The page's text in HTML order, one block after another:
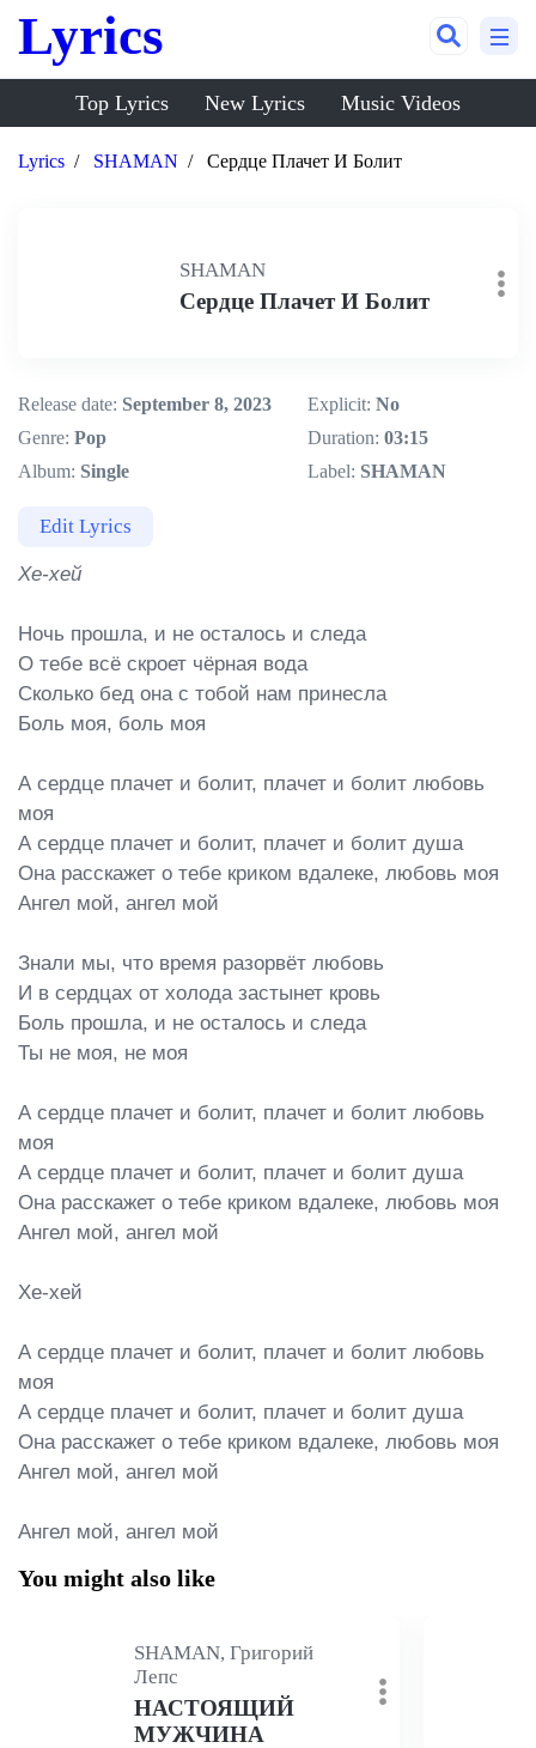
Lyrics
Top Lyrics New Lyrics Music Videos
Lyrics SHAMAN Сердце Плачет И Болит
SHAMAN
Сердце Плачет И Болит
Release date: September 8, 2023
Genre: Pop
Album: Single
Explicit: No
Duration: 03:15
Label: SHAMAN
Edit Lyrics
Хе-хей
Ночь прошла, и не осталось и следа
О тебе всё скроет чёрная вода
Сколько бед она с тобой нам принесла
Боль моя, боль моя
А сердце плачет и болит, плачет и болит любовь
моя
А сердце плачет и болит, плачет и болит душа
Она расскажет о тебе криком вдалеке, любовь моя
Ангел мой, ангел мой
Знали мы, что время разорвёт любовь
И в сердцах от холода застынет кровь
Боль прошла, и не осталось и следа
Ты не моя, не моя
А сердце плачет и болит, плачет и болит любовь
моя
А сердце плачет и болит, плачет и болит душа
Она расскажет о тебе криком вдалеке, любовь моя
Ангел мой, ангел мой
Хе-хей
А сердце плачет и болит, плачет и болит любовь
моя
А сердце плачет и болит, плачет и болит душа
Она расскажет о тебе криком вдалеке, любовь моя
Ангел мой, ангел мой
Ангел мой, ангел мой
You might also like
SHAMAN, Григорий
Лепс
НАСТОЯЩИЙ
МУЖЧИНА